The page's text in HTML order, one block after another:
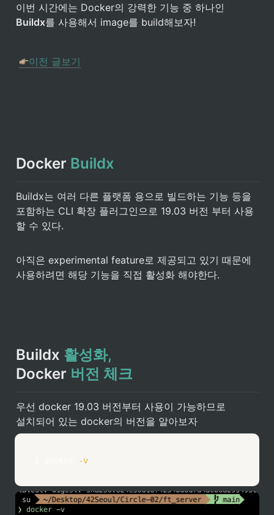
Buildx를 사용해서 image를 build해보자!
이전 글보기
Docker Buildx
Buildx는 여러 다른 플랫폼 용으로 빌드하는 기능 등을
포함하는 CLI 확장 플러그인으로 19.03 버전 부터 사용
할 수 있다.
아직은 experimental feature로 제공되고 있기 때문에
사용하려면 해당 기능을 직접 활성화 해야한다.
Buildx 활성화,
Docker 버전 체크
우선 docker 19.03 버전부터 사용이 가능하므로
설치되어 있는 docker의 버전을 알아보자
-v